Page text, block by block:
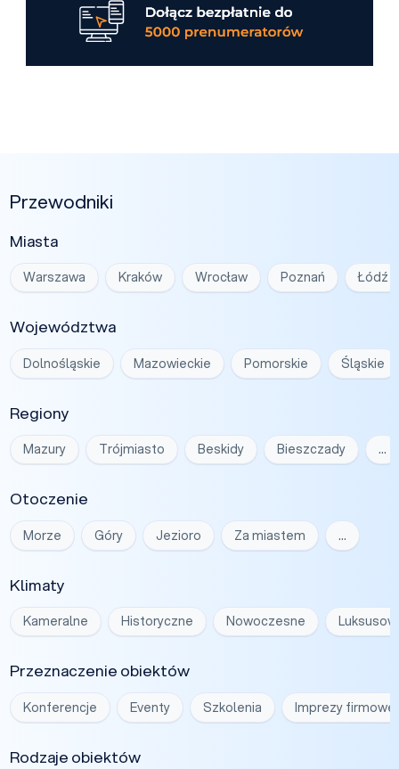
Przewodniki
Miasta
Warszawa Kraków Wrocław Poznań Łódź
Województwa
Dolnośląskie Mazowieckie Pomorskie Śląskie
Regiony
Mazury Trójmiasto Beskidy Bieszczady …
Otoczenie
Morze Góry Jezioro Za miastem …
Klimaty
Kameralne Historyczne Nowoczesne
Przeznaczenie obiektów
Konferencje Eventy Szkolenia Imprezy firmowe
Rodzaje obiektów